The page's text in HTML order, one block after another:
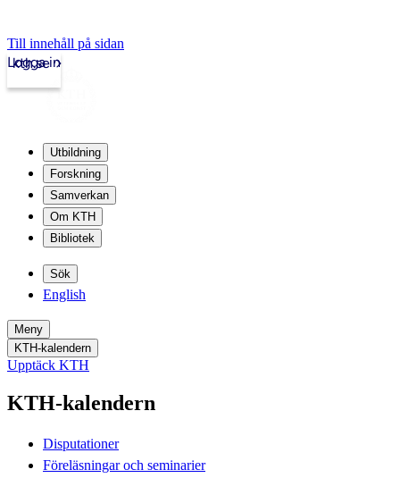
Till innehåll på sidan
kth.se
Logga in
Utbildning
Forskning
Samverkan
Om KTH
Bibliotek
Sök
English
Meny
KTH-kalendern
Upptäck KTH
KTH-kalendern
Disputationer
Föreläsningar och seminarier